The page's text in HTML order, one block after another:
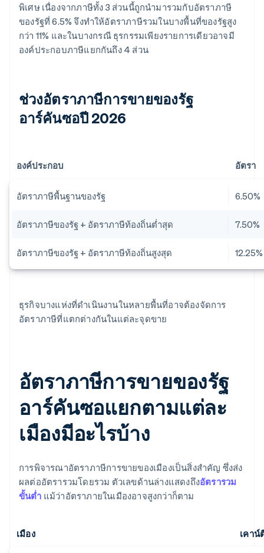
พิเศษ เนื่องจากภาษีทั้ง 3 ส่วนนี้ถูกนำมารวมกับอัตราภาษี
ของรัฐที่ 6.5% จึงทำให้อัตราภาษีรวมในบางพื้นที่ของรัฐสูง
กว่า 11% และในบางกรณี ธุรกรรมเพียงรายการเดียวอาจมี
องค์ประกอบภาษีแยกกันถึง 4 ส่วน
ช่วงอัตราภาษีการขายของรัฐ
อาร์คันซอปี 2026
องค์ประกอบ อัตรา
อัตราภาษีพื้นฐานของรัฐ 6.50%
อัตราภาษีของรัฐ + อัตราภาษีท้องถิ่นต่ำสุด 7.50%
อัตราภาษีของรัฐ + อัตราภาษีท้องถิ่นสูงสุด 12.25%
ธุรกิจบางแห่งที่ดำเนินงานในหลายพื้นที่อาจต้องจัดการ
อัตราภาษีที่แตกต่างกันในแต่ละจุดขาย
อัตราภาษีการขายของรัฐ
อาร์คันซอแยกตามแต่ละ
เมืองมีอะไรบ้าง
การพิจารณาอัตราภาษีการขายของเมืองเป็นสิ่งสำคัญ ซึ่งส่ง
ผลต่ออัตรารวมโดยรวม ตัวเลขด้านล่างแสดงถึงอัตรารวม
ขั้นต่ำ แม้ว่าอัตราภายในเมืองอาจสูงกว่าก็ตาม
เมือง เคาน์